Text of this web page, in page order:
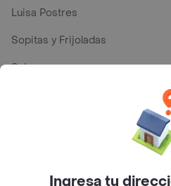
Luisa Postres
Sopitas y Frijoladas
Subway
Top Marcas y Cadenas de
Ingresa tu